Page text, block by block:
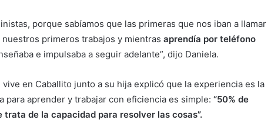
porque sabíamos que las primeras que nos iban a llamar
primeros trabajos y mientras aprendía por teléfono
e impulsaba a seguir adelante”, dijo Daniela.
en Caballito junto a su hija explicó que la experiencia es la
para aprender y trabajar con eficiencia es simple:“50% de
trata de la capacidad para resolver las cosas”.